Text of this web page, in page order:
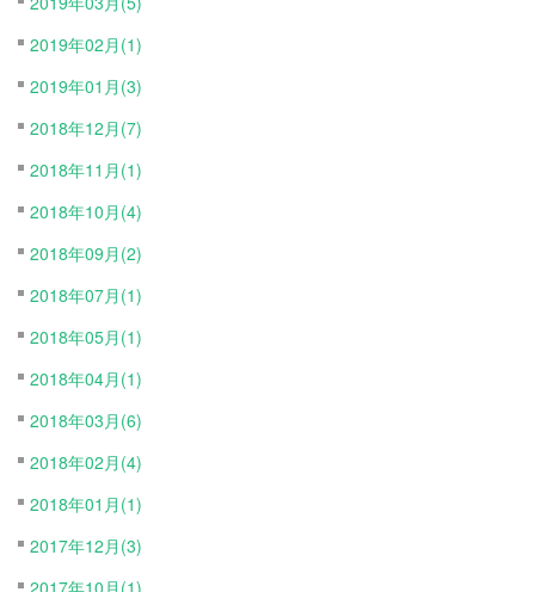
2019年02月(1)
2019年01月(3)
2018年12月(7)
2018年11月(1)
2018年10月(4)
2018年09月(2)
2018年07月(1)
2018年05月(1)
2018年04月(1)
2018年03月(6)
2018年02月(4)
2018年01月(1)
2017年12月(3)
2017年10月(1)